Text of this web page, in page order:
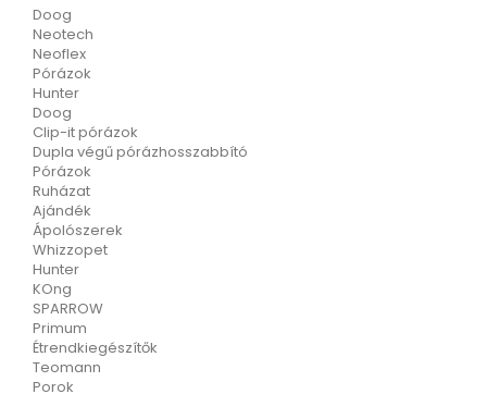
Doog
Neotech
Neoflex
Pórázok
Hunter
Doog
Clip-it pórázok
Dupla végű pórázhosszabbító
Pórázok
Ruházat
Ajándék
Ápolószerek
Whizzopet
Hunter
KOng
SPARROW
Primum
Étrendkiegészítők
Teomann
Porok